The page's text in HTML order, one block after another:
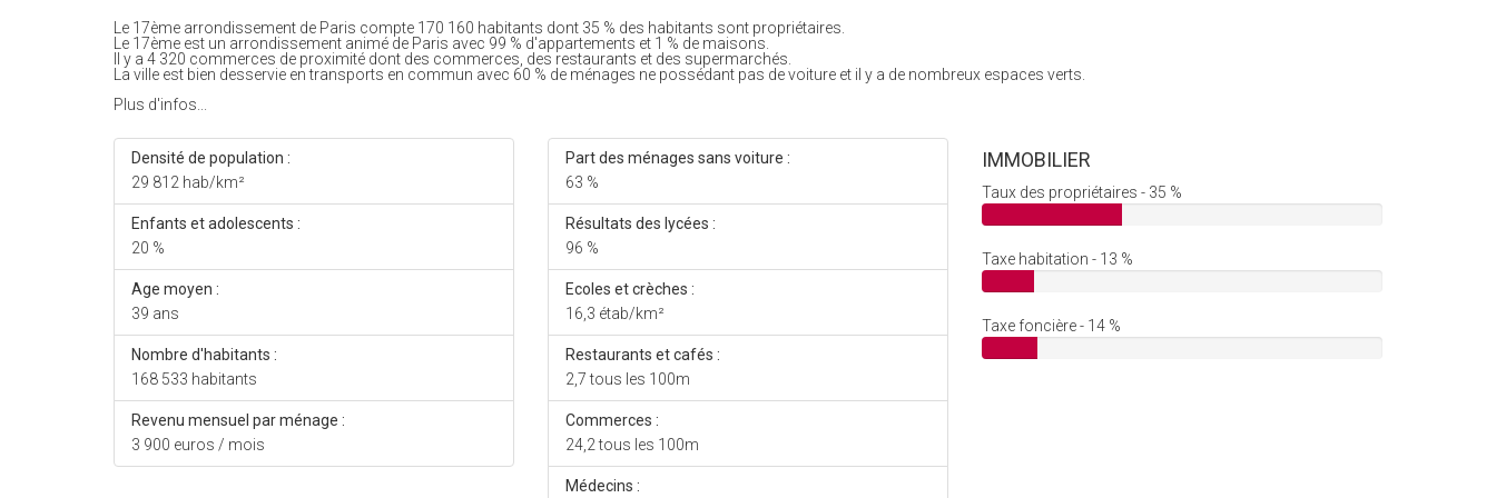
Le 17ème arrondissement de Paris compte 170 160 habitants dont 35 % des habitants sont propriétaires.
Le 17ème est un arrondissement animé de Paris avec 99 % d'appartements et 1 % de maisons.
Il y a 4 320 commerces de proximité dont des commerces, des restaurants et des supermarchés.
La ville est bien desservie en transports en commun avec 60 % de ménages ne possédant pas de voiture et il y a de nombreux espaces verts.
Plus d'infos...
Densité de population :
29 812 hab/km²
Enfants et adolescents :
20 %
Age moyen :
39 ans
Nombre d'habitants :
168 533 habitants
Revenu mensuel par ménage :
3 900 euros / mois
Part des ménages sans voiture :
63 %
Résultats des lycées :
96 %
Ecoles et crèches :
16,3 étab/km²
Restaurants et cafés :
2,7 tous les 100m
Commerces :
24,2 tous les 100m
Médecins :
IMMOBILIER
Taux des propriétaires - 35 %
Taxe habitation - 13 %
Taxe foncière - 14 %